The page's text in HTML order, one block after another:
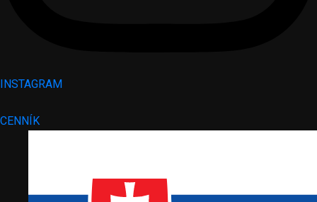
INSTAGRAM
CENNÍK